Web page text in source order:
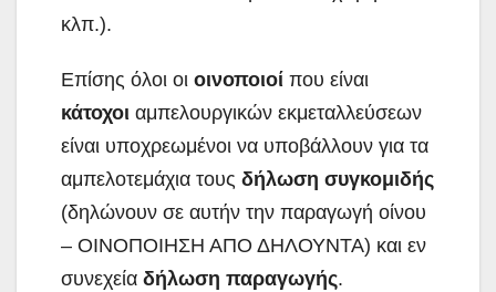
κλπ.).
Επίσης όλοι οι οινοποιοί που είναι
κάτοχοι αμπελουργικών εκμεταλλεύσεων
είναι υποχρεωμένοι να υποβάλλουν για τα
αμπελοτεμάχια τους δήλωση συγκομιδής
(δηλώνουν σε αυτήν την παραγωγή οίνου
– ΟΙΝΟΠΟΙΗΣΗ ΑΠΟ ΔΗΛΟΥΝΤΑ) και εν
συνεχεία δήλωση παραγωγής.